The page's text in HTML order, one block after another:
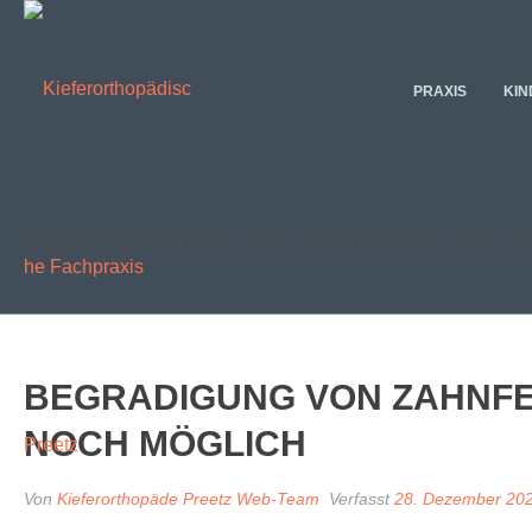
PRAXIS
BEGRADIGUNG VON
NOCH MÖGLICH
Von Kieferorthopäde Preetz Web-Team Verfasst28. Dezember